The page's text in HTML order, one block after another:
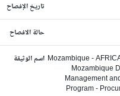
تاريخ الإفصاح
حالة الافصاح
اسم الوثيقة Mozambique -
Management
Program -